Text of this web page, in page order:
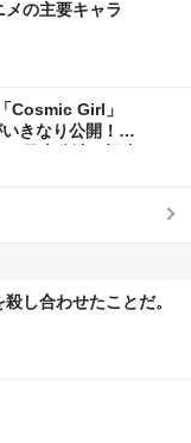
の主要キャラ
Cosmic Girl」
きなり公開！
日本公演を記念して
し合わせたことだ。